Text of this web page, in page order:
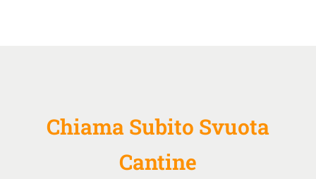
Chiama Subito Svuota
Cantine